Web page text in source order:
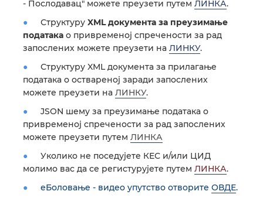
- Послодавац" можете преузети путем ЛИНКА.
Структуру XML документа за преузимање
података о привременој спречености за рад
запослених можете преузети на ЛИНКУ.
Структуру XML документа за прилагање
података о оствареној заради запослених
можете преузети на ЛИНКУ.
JSON шему за преузимање података о
привременој спречености за рад запослених
можете преузети путем ЛИНКА
Уколико не поседујете КЕС и/или ЦИД
молимо вас да се регистурујете путем ЛИНКА.
еБоловање - видео упутство отворите ОВДЕ.